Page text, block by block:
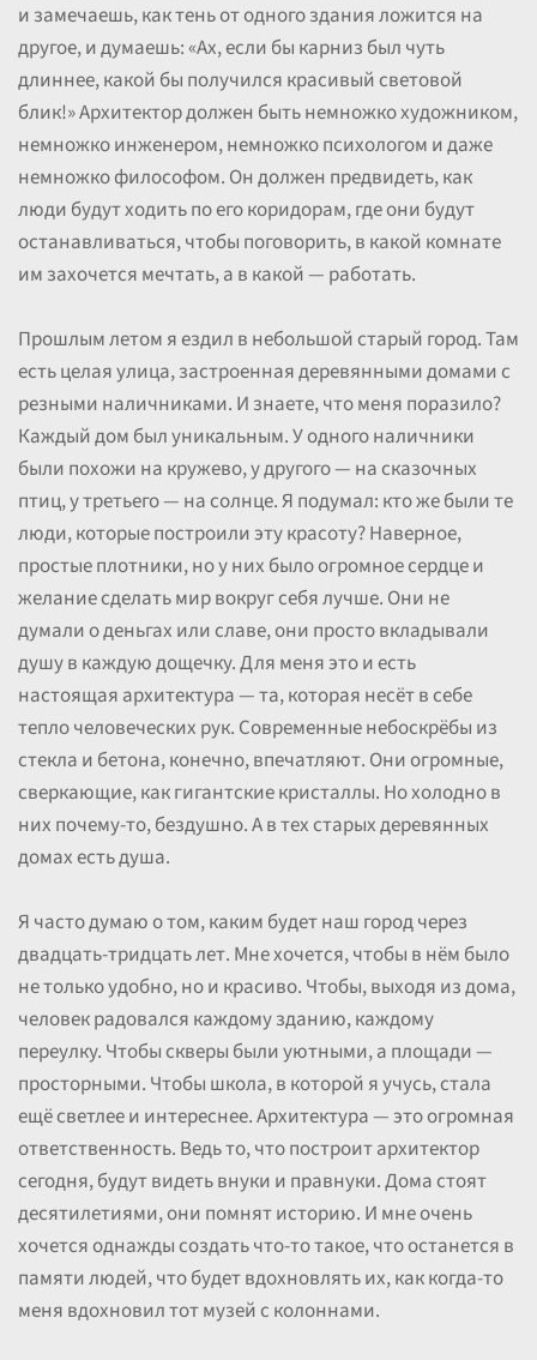
и замечаешь, как тень от одного здания ложится на
другое, и думаешь: «Ах, если бы карниз был чуть
длиннее, какой бы получился красивый световой
блик!» Архитектор должен быть немножко художником,
немножко инженером, немножко психологом и даже
немножко философом. Он должен предвидеть, как
люди будут ходить по его коридорам, где они будут
останавливаться, чтобы поговорить, в какой комнате
им захочется мечтать, а в какой — работать.
Прошлым летом я ездил в небольшой старый город. Там
есть целая улица, застроенная деревянными домами с
резными наличниками. И знаете, что меня поразило?
Каждый дом был уникальным. У одного наличники
были похожи на кружево, у другого — на сказочных
птиц, у третьего — на солнце. Я подумал: кто же были те
люди, которые построили эту красоту? Наверное,
простые плотники, но у них было огромное сердце и
желание сделать мир вокруг себя лучше. Они не
думали о деньгах или славе, они просто вкладывали
душу в каждую дощечку. Для меня это и есть
настоящая архитектура — та, которая несёт в себе
тепло человеческих рук. Современные небоскрёбы из
стекла и бетона, конечно, впечатляют. Они огромные,
сверкающие, как гигантские кристаллы. Но холодно в
них почему-то, бездушно. А в тех старых деревянных
домах есть душа.
Я часто думаю о том, каким будет наш город через
двадцать-тридцать лет. Мне хочется, чтобы в нём было
не только удобно, но и красиво. Чтобы, выходя из дома,
человек радовался каждому зданию, каждому
переулку. Чтобы скверы были уютными, а площади —
просторными. Чтобы школа, в которой я учусь, стала
ещё светлее и интереснее. Архитектура — это огромная
ответственность. Ведь то, что построит архитектор
сегодня, будут видеть внуки и правнуки. Дома стоят
десятилетиями, они помнят историю. И мне очень
хочется однажды создать что-то такое, что останется в
памяти людей, что будет вдохновлять их, как когда-то
меня вдохновил тот музей с колоннами.